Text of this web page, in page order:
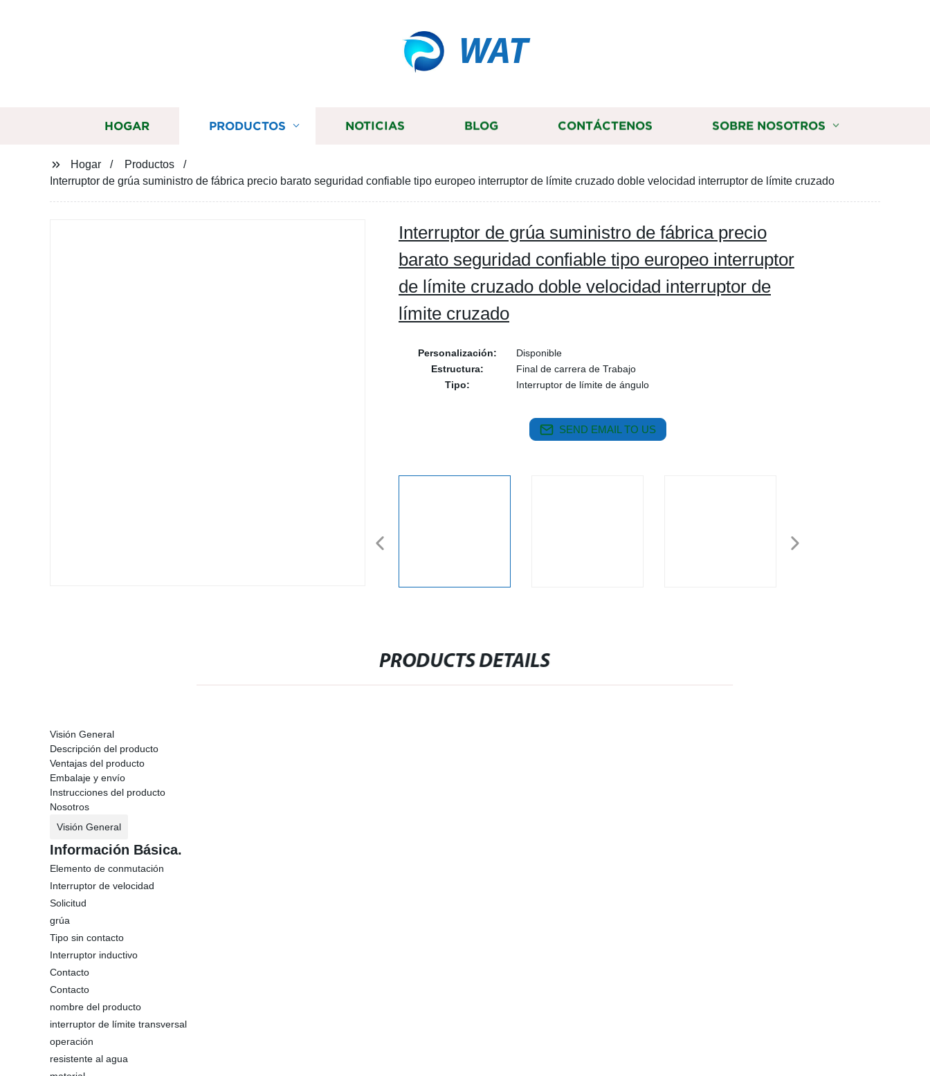
WAT
HOGAR PRODUCTOS NOTICIAS BLOG CONTÁCTENOS SOBRE NOSOTROS
Hogar
Productos
Interruptor de grúa suministro de fábrica precio barato seguridad confiable tipo europeo interruptor de límite cruzado doble velocidad interruptor de límite cruzado
Interruptor de grúa suministro de fábrica precio
barato seguridad confiable tipo europeo interruptor
de límite cruzado doble velocidad interruptor de
límite cruzado
Personalización:
Disponible
Estructura:
Final de carrera de Trabajo
Tipo:
Interruptor de límite de ángulo
SEND EMAIL TO US
PRODUCTS DETAILS
Visión General
Descripción del producto
Ventajas del producto
Embalaje y envío
Instrucciones del producto
Nosotros
Visión General
Información Básica.
Elemento de conmutación
Interruptor de velocidad
Solicitud
grúa
Tipo sin contacto
Interruptor inductivo
Contacto
Contacto
nombre del producto
interruptor de límite transversal
operación
resistente al agua